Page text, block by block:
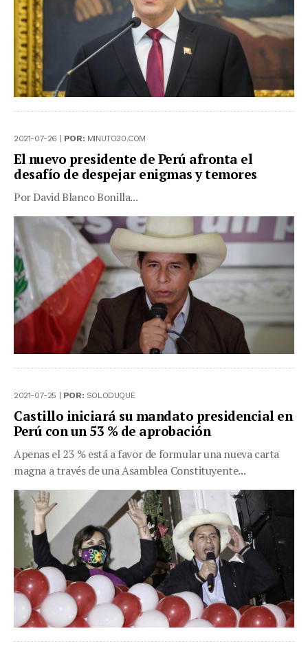
2021-07-26 | POR: MINUTO30.COM
El nuevo presidente de Perú afronta el
desafío de despejar enigmas y temores
Por David Blanco Bonilla...
2021-07-25 | POR: SOLODUQUE
Castillo iniciará su mandato presidencial en
Perú con un 53 % de aprobación
Apenas el 23 % está a favor de formular una nueva carta
magna a través de una Asamblea Constituyente...